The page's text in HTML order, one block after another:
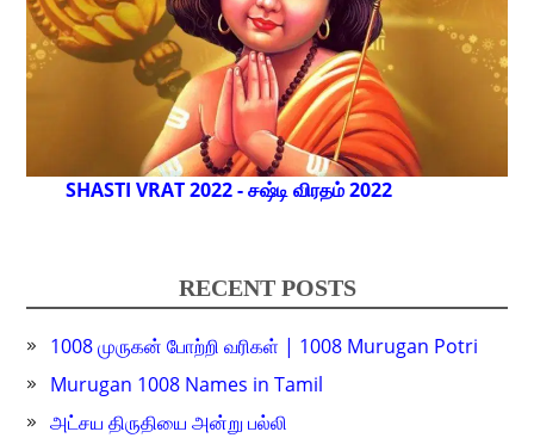
SHASTI VRAT 2022 - சஷ்டி விரதம் 2022
RECENT POSTS
1008 முருகன் போற்றி வரிகள் | 1008 Murugan Potri
Murugan 1008 Names in Tamil
அட்சய திருதியை அன்று பல்லி